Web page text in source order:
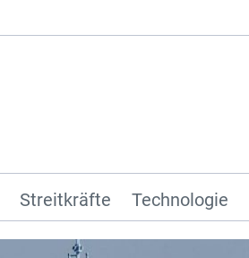
Streitkräfte Technologie